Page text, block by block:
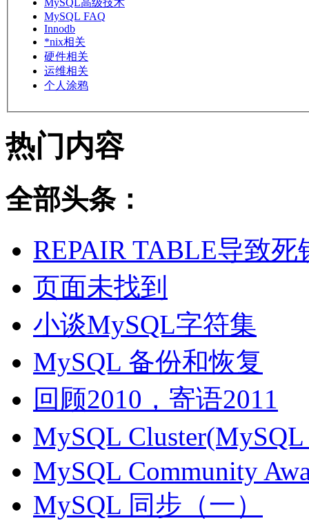
MySQL高级技术
MySQL FAQ
Innodb
*nix相关
硬件相关
运维相关
个人涂鸦
热门内容
全部头条：
REPAIR TABLE导致死
页面未找到
小谈MySQL字符集
MySQL 备份和恢复
回顾2010，寄语2011
MySQL
MySQL Community
MySQL 同步（一）